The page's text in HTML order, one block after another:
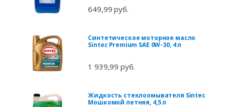
649,99 руб.
Синтетическое моторное масло
Sintec Premium SAE 0W-30, 4 л
1 939,99 руб.
Жидкость стеклоомывателя Sintec
Мошкомой летняя, 4,5 л